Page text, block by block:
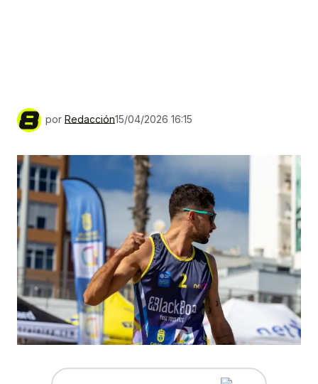
por Redacción15/04/2026 16:15